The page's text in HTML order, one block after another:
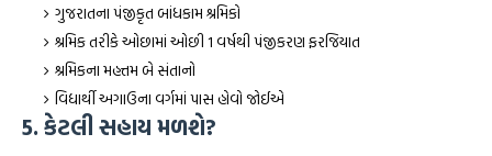
ગુજરાતના પંજીકૃત બાંધકામ શ્રમિકો
શ્રમિક તરીકે ઓછામાં ઓછી 1 વર્ષથી પંજીકરણ ફરજિયાત
શ્રમિકના મહત્તમ બે સંતાનો
વિદ્યાર્થી અગાઉના વર્ગમાં પાસ હોવો જોઈએ
5. કેટલી સહાય મળશે?